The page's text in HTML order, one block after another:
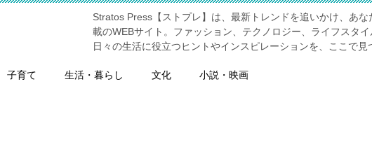
Stratos Press【ストプレ】は、最新トレンドを追いかけ、あ
載のWEBサイト。ファッション、テクノロジー、ライフスタイ
日々の生活に役立つヒントやインスピレーションを、ここで見
子育て 生活・暮らし 文化 小説・映画